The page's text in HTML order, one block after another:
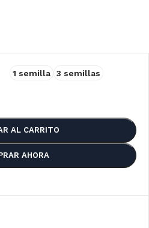
1 semilla 3 semillas
AL CARRITO
AHORA